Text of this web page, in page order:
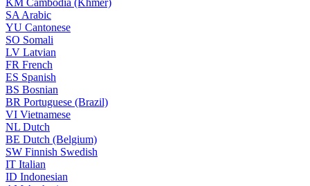
KM Cambodia (Khmer)
SA Arabic
YU Cantonese
SO Somali
LV Latvian
FR French
ES Spanish
BS Bosnian
BR Portuguese (Brazil)
VI Vietnamese
NL Dutch
BE Dutch (Belgium)
SW Finnish Swedish
IT Italian
ID Indonesian